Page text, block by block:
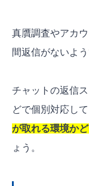
真贋調査やアカ
間返信がないよ
チャットの返信
どで個別対応し
が取れる環境か
ょう。